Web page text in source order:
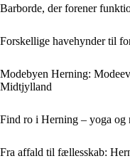
Barborde, der forener
Forskellige havehynder til
Modebyen Herning:
Midtjylland
Find ro i Herning – yoga og
Fra affald til fællesskab: